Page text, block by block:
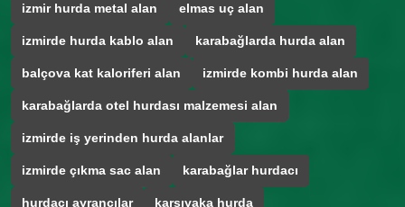
izmir hurda metal alan elmas uç alan
izmirde hurda kablo alan karabağlarda hurda alan
balçova kat kaloriferi alan izmirde kombi hurda alan
karabağlarda otel hurdası malzemesi alan
izmirde iş yerinden hurda alanlar
izmirde çıkma sac alan karabağlar hurdacı
hurdacı ayrancılar karsıyaka hurda